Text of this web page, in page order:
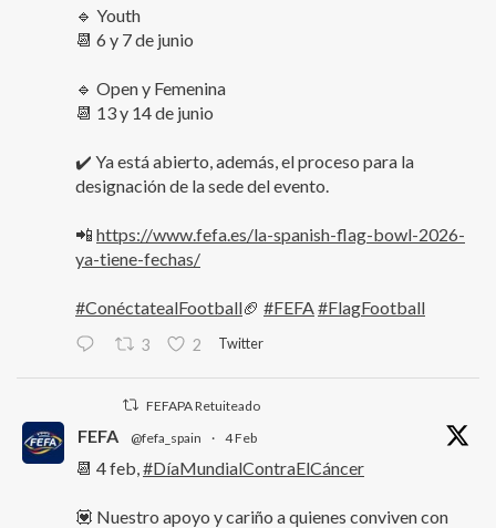
🔹 Youth
📆 6 y 7 de junio
🔹 Open y Femenina
📆 13 y 14 de junio
✔️ Ya está abierto, además, el proceso para la
designación de la sede del evento.
📲 https://www.fefa.es/la-spanish-flag-bowl-2026-
ya-tiene-fechas/
#ConéctatealFootball🏈 #FEFA#FlagFootball
3 2 Twitter
FEFAPA Retuiteado
FEFA @fefa_spain · 4 Feb
📆 4 feb,#DíaMundialContraElCáncer
💟 Nuestro apoyo y cariño a quienes conviven con